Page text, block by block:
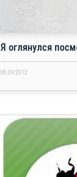
Я оглянулся
06.09.2012